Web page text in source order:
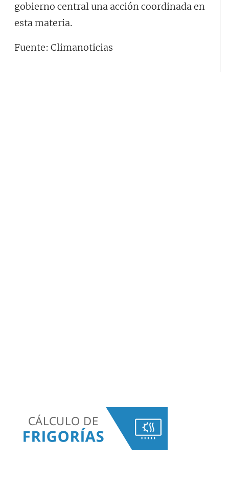
gobierno central una acción coordinada en
esta materia.
Fuente: Climanoticias